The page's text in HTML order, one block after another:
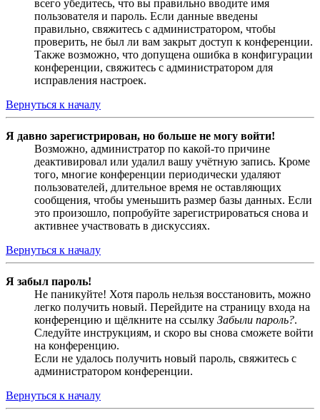
всего убедитесь, что вы правильно вводите имя
пользователя и пароль. Если данные введены
правильно, свяжитесь с администратором, чтобы
проверить, не был ли вам закрыт доступ к конференции.
Также возможно, что допущена ошибка в конфигурации
конференции, свяжитесь с администратором для
исправления настроек.
Вернуться к началу
Я давно зарегистрирован, но больше не могу войти!
Возможно, администратор по какой-то причине
деактивировал или удалил вашу учётную запись. Кроме
того, многие конференции периодически удаляют
пользователей, длительное время не оставляющих
сообщения, чтобы уменьшить размер базы данных. Если
это произошло, попробуйте зарегистрироваться снова и
активнее участвовать в дискуссиях.
Вернуться к началу
Я забыл пароль!
Не паникуйте! Хотя пароль нельзя восстановить, можно
легко получить новый. Перейдите на страницу входа на
конференцию и щёлкните на ссылку Забыли пароль?.
Следуйте инструкциям, и скоро вы снова сможете войти
на конференцию.
Если не удалось получить новый пароль, свяжитесь с
администратором конференции.
Вернуться к началу